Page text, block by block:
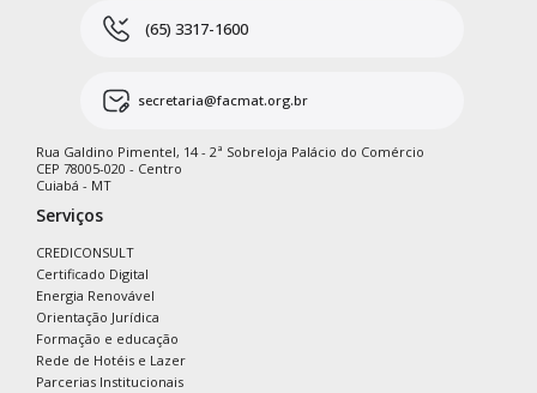
(65) 3317-1600
secretaria@facmat.org.br
Rua Galdino Pimentel, 14 - 2ª Sobreloja Palácio do Comércio
CEP 78005-020 - Centro
Cuiabá - MT
Serviços
CREDICONSULT
Certificado Digital
Energia Renovável
Orientação Jurídica
Formação e educação
Rede de Hotéis e Lazer
Parcerias Institucionais